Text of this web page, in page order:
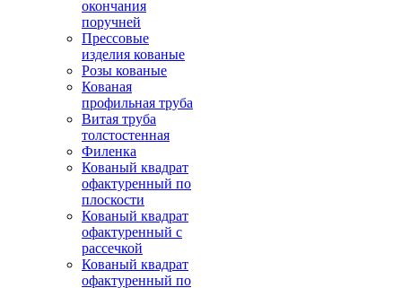
окончания
поручней
Прессовые
изделия кованые
Розы кованые
Кованая
профильная труба
Витая труба
толстостенная
Филенка
Кованый квадрат
офактуренный по
плоскости
Кованый квадрат
офактуренный с
рассечкой
Кованый квадрат
офактуренный по